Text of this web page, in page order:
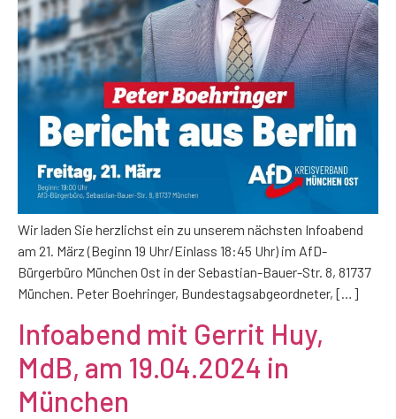
Wir laden Sie herzlichst ein zu unserem nächsten Infoabend
am 21. März (Beginn 19 Uhr/Einlass 18:45 Uhr) im AfD-
Bürgerbüro München Ost in der Sebastian-Bauer-Str. 8, 81737
München. Peter Boehringer, Bundestagsabgeordneter, […]
Infoabend mit Gerrit Huy,
MdB, am 19.04.2024 in
München